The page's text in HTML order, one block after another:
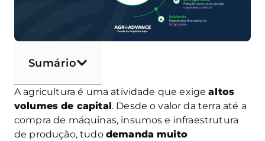
Sumário
A agricultura é uma atividade que exigealtos
volumes de capital. Desde o valor da terra até a
compra de máquinas, insumos e infraestrutura
de produção, tudo demanda muito